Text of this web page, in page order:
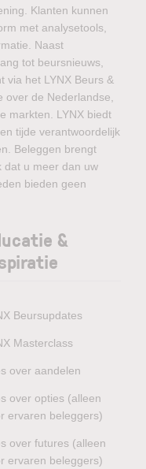
Klanten kunnen
met analysetools,
Naast
tot beursnieuws,
via het LYNX Beurs &
de Nederlandse,
markten. LYNX biedt
tijde verantwoordelijk
Beleggen brengt
dat u meer dan uw
bieden geen
&
Beursupdates
Masterclass
over aandelen
over opties (alleen
ervaren beleggers)
over futures (alleen
ervaren beleggers)